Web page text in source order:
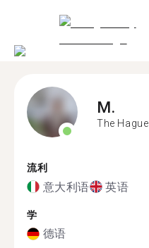
M.
The Hague
流利
意大利语 英语
学
德语